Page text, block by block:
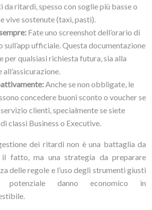
da ritardi, spesso con soglie più basse o
vive sostenute (taxi, pasti).
Fate uno screenshot dell’orario di
ufficiale. Questa documentazione
per qualsiasi richiesta futura, sia alla
Anche se non obbligate, le
concedere buoni sconto o voucher se
clienti, specialmente se siete
classi Business o Executive.
dei ritardi non è una battaglia da
fatto, ma una strategia da preparare
delle regole e l’uso degli strumenti giusti
potenziale danno economico in